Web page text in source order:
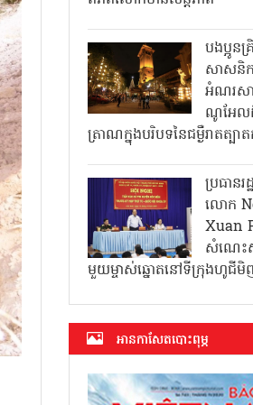
បងប្អូនគ្
សាសនិ
អំណរស
ណូអែល
ត្រាណក្នុងបរិបទនៃជម្ងឺរាតត្ប
ប្រធាន
លោក
Xuan
សំណេះ
មួយម្ចាស់ឆ្នោតនៅទីក្រុងហូជី
អាន​កាសែត​បោះពុម្ភ